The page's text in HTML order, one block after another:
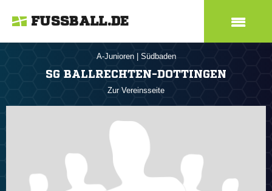
FUSSBALL.DE
A-Junioren Südbaden
SG BALLRECHTEN-DOTTINGEN
Zur Vereinsseite